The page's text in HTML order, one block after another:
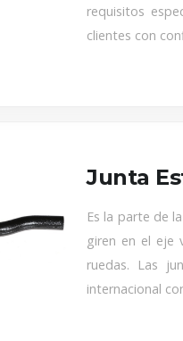
requisitos
clientes con
Junta
Es la parte de
giren en el eje
ruedas. Las
internacional